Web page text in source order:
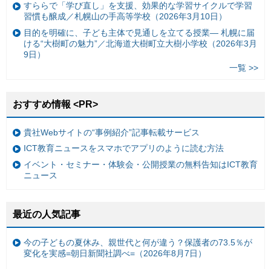
すららで「学び直し」を支援、効果的な学習サイクルで学習
習慣も醸成／札幌山の手高等学校（2026年3月10日）
目的を明確に、子ども主体で見通しを立てる授業— 札幌に届
ける“大樹町の魅力”／北海道大樹町立大樹小学校（2026年3月
9日）
一覧 >>
おすすめ情報 <PR>
貴社Webサイトの“事例紹介”記事転載サービス
ICT教育ニュースをスマホでアプリのように読む方法
イベント・セミナー・体験会・公開授業の無料告知はICT教育
ニュース
最近の人気記事
今の子どもの夏休み、親世代と何が違う？保護者の73.5％が
変化を実感=朝日新聞社調べ=（2026年8月7日）